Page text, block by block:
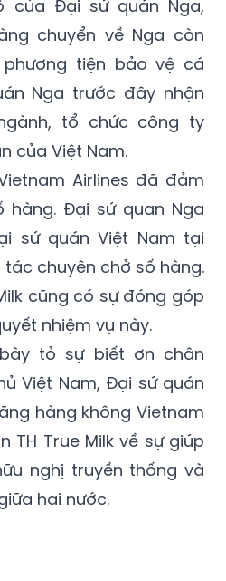
tiện bảo vệ cá
Nga trước đây nhận
tổ chức công ty
của Việt Nam.
Airlines đã đảm
Đại sứ quan Nga
sứ quán Việt Nam tại
chuyên chở số hàng.
cũng có sự đóng góp
nhiệm vụ này.
tỏ sự biết ơn chân
Việt Nam, Đại sứ quán
hàng không Vietnam
TH True Milk về sự giúp
nghị truyền thống và
hai nước.